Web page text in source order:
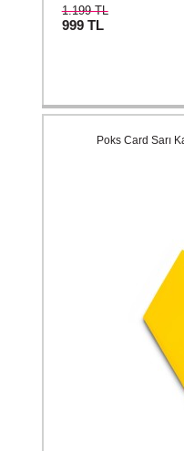
1.199 TL
999 TL
Poks Card Sarı